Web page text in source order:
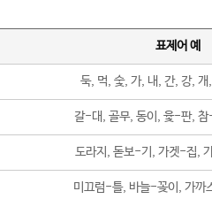
표제어 예
둑, 먹, 숯, 가, 내, 간, 강, 개
갈-대, 골무, 동이, 윷-판,
도라지, 돋보-기, 가겟-집,
미끄럼-틀, 바늘-꽂이, 가까